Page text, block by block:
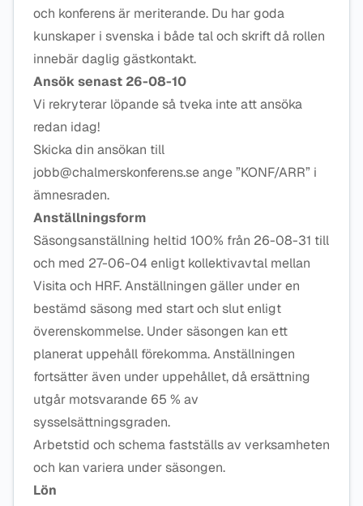
och konferens är meriterande. Du har goda
kunskaper i svenska i både tal och skrift då rollen
innebär daglig gästkontakt.
Ansök senast 26-08-10
Vi rekryterar löpande så tveka inte att ansöka
redan idag!
Skicka din ansökan till
jobb@chalmerskonferens.se ange ”KONF/ARR” i
ämnesraden.
Anställningsform
Säsongsanställning heltid 100% från 26-08-31 till
och med 27-06-04 enligt kollektivavtal mellan
Visita och HRF. Anställningen gäller under en
bestämd säsong med start och slut enligt
överenskommelse. Under säsongen kan ett
planerat uppehåll förekomma. Anställningen
fortsätter även under uppehållet, då ersättning
utgår motsvarande 65 % av
sysselsättningsgraden.
Arbetstid och schema fastställs av verksamheten
och kan variera under säsongen.
Lön